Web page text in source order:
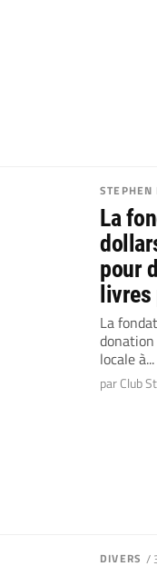
STEPHEN
La
pour
La
locale à...
par Club
DIVERS /